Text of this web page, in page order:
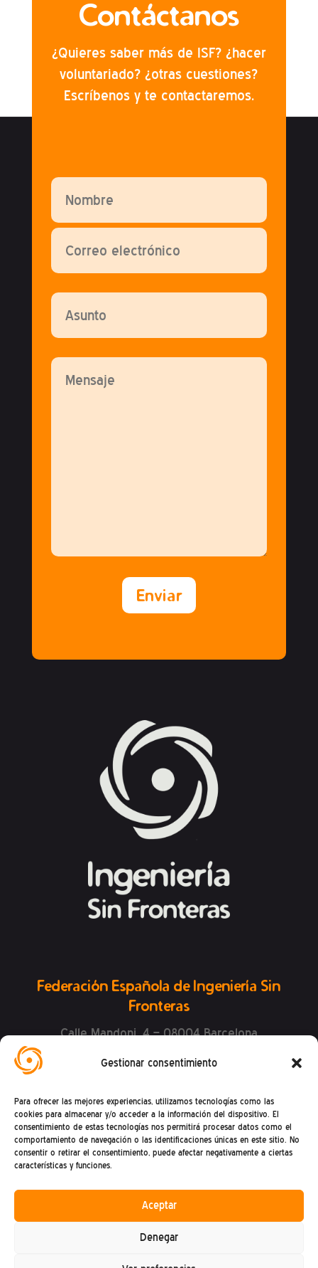
Gestionar consentimiento
Para ofrecer las mejores experiencias, utilizamos tecnologías como las
cookies para almacenar y/o acceder a la información del dispositivo. El
consentimiento de estas tecnologías nos permitirá procesar datos como el
comportamiento de navegación o las identificaciones únicas en este sitio. No
consentir o retirar el consentimiento, puede afectar negativamente a ciertas
características y funciones.
Aceptar
Denegar
Contáctanos
¿Quieres saber más de ISF? ¿hacer
voluntariado? ¿otras cuestiones?
Escríbenos y te contactaremos.
Por favor, deja este campo vacío.
Federación Española de Ingeniería Sin
Fronteras
Calle Mandoni, 4 – 08004 Barcelona
(De lunes a viernes de 9h a 15h)
Política de privacidad